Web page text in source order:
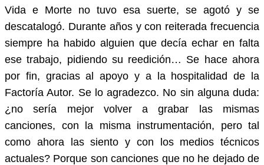
Vida e Morte no tuvo esa suerte, se agotó y se
descatalogó. Durante años y con reiterada frecuencia
siempre ha habido alguien que decía echar en falta
ese trabajo, pidiendo su reedición… Se hace ahora
por fin, gracias al apoyo y a la hospitalidad de la
Factoría Autor. Se lo agradezco. No sin alguna duda:
¿no sería mejor volver a grabar las mismas
canciones, con la misma instrumentación, pero tal
como ahora las siento y con los medios técnicos
actuales? Porque son canciones que no he dejado de